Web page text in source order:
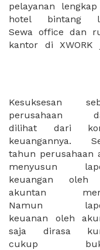
pelayanan
hotel bintang
Sewa office dan
kantor di XWORK
murah karena
yang kami miliki
Kesuksesan
perusahaan
dilihat dari
keuangannya.
tahun perusahaan
menyusun
keuangan oleh
akuntan
Namun
keuanan oleh
saja dirasa
cukup
mereka sendiri.
mereka harus
auditor
Karena meng-
memerlukan
dan waktu yang
lama, perusahaan
menyewa tim
tidak memiliki
yang reprsntative
para auditor
tugas mereka.